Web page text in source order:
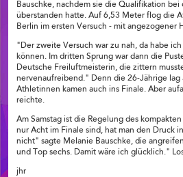
Bauschke, nachdem sie die Qualifikation bei
überstanden hatte. Auf 6,53 Meter flog die
Berlin im ersten Versuch - mit angezogener
"Der zweite Versuch war zu nah, da habe
können. Im dritten Sprung war dann die
Deutsche Freiluftmeisterin, die zittern
nervenaufreibend." Denn die 26-Jährige lag
Athletinnen kamen auch ins Finale. Aber
reichte.
Am Samstag ist die Regelung des
nur Acht im Finale sind, hat man den Druck
nicht" sagte Melanie Bauschke, die
und Top sechs. Damit wäre ich glücklich."
jhr